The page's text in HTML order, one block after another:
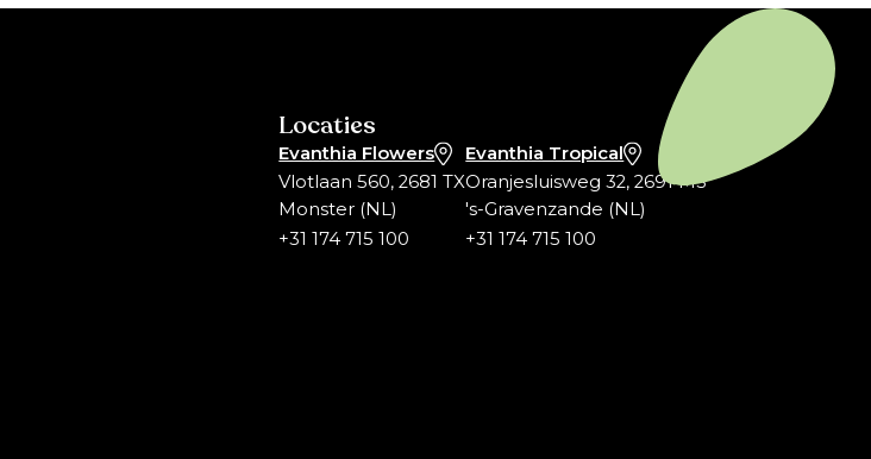
Locaties
Evanthia Flowers
Vlotlaan 560, 2681 TX
Monster (NL)
+31 174 715 100
Evanthia Tropical
Oranjesluisweg 32, 2691 MS
's-Gravenzande (NL)
+31 174 715 100